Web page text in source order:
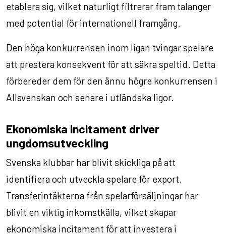
etablera sig, vilket naturligt filtrerar fram talanger
med potential för internationell framgång.
Den höga konkurrensen inom ligan tvingar spelare
att prestera konsekvent för att säkra speltid. Detta
förbereder dem för den ännu högre konkurrensen i
Allsvenskan och senare i utländska ligor.
Ekonomiska incitament driver
ungdomsutveckling
Svenska klubbar har blivit skickliga på att
identifiera och utveckla spelare för export.
Transferintäkterna från spelarförsäljningar har
blivit en viktig inkomstkälla, vilket skapar
ekonomiska incitament för att investera i